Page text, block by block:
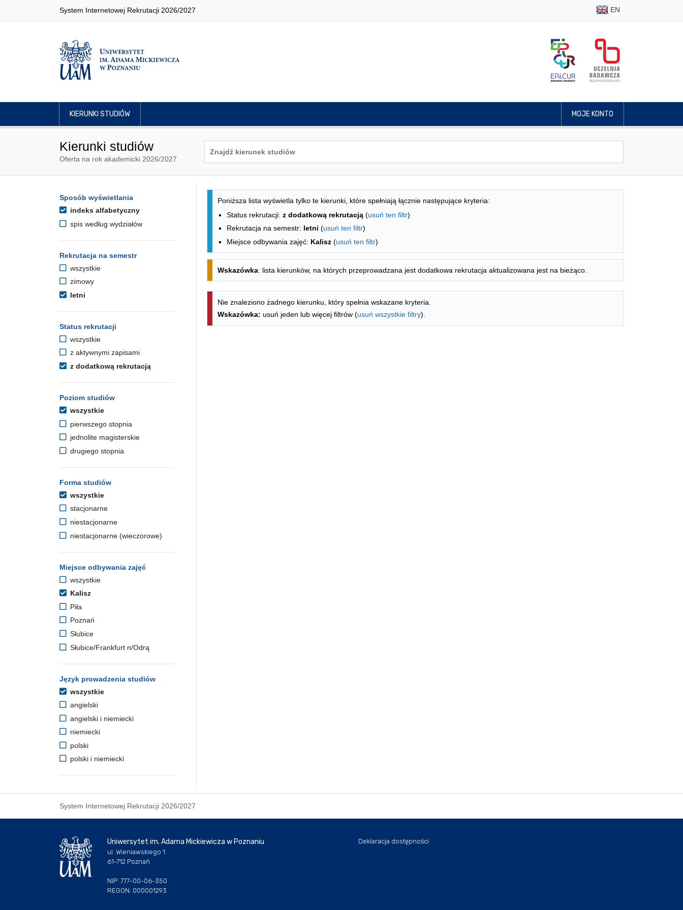
System Internetowej Rekrutacji 2026/2027 EN
KIERUNKI STUDIÓW MOJE KONTO
Kierunki studiów
Oferta na rok akademicki 2026/2027
Opcje filtrowania kierunków studiów
Przejdź do listy kierunków
Sposób wyświetlania
indeks alfabetyczny
spis według wydziałów
Rekrutacja na semestr
wszystkie
zimowy
letni
Status rekrutacji
wszystkie
z aktywnymi zapisami
z dodatkową rekrutacją
Poziom studiów
wszystkie
pierwszego stopnia
jednolite magisterskie
drugiego stopnia
Forma studiów
wszystkie
stacjonarne
niestacjonarne
niestacjonarne (wieczorowe)
Miejsce odbywania zajęć
wszystkie
Kalisz
Piła
Poznań
Słubice
Słubice/Frankfurt n/Odrą
Język prowadzenia studiów
wszystkie
angielski
angielski i niemiecki
niemiecki
polski
polski i niemiecki
Lista kierunków - indeks alfabetyczny
Poniższa lista wyświetla tylko te kierunki, które spełniają łącznie następujące kryteria:
Status rekrutacji: z dodatkową rekrutacją (usuń ten filtr)
Rekrutacja na semestr: letni (usuń ten filtr)
Miejsce odbywania zajęć: Kalisz (usuń ten filtr)
Wskazówka: lista kierunków, na których przeprowadzana jest dodatkowa rekrutacja aktualizowana jest na bieżąco.
Nie znaleziono żadnego kierunku, który spełnia wskazane kryteria.
Wskazówka: usuń jeden lub więcej filtrów (usuń wszystkie filtry).
System Internetowej Rekrutacji 2026/2027
Uniwersytet im. Adama Mickiewicza w Poznaniu
ul. Wieniawskiego 1
61-712 Poznań
NIP: 777-00-06-350
REGON: 000001293
Deklaracja dostępności